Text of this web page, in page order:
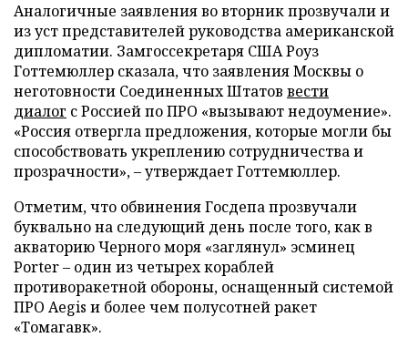
Аналогичные заявления во вторник прозвучали и
из уст представителей руководства американской
дипломатии. Замгоссекретаря США Роуз
Готтемюллер сказала, что заявления Москвы о
неготовности Соединенных Штатов вести
диалог с Россией по ПРО «вызывают недоумение».
«Россия отвергла предложения, которые могли бы
способствовать укреплению сотрудничества и
прозрачности», – утверждает Готтемюллер.
Отметим, что обвинения Госдепа прозвучали
буквально на следующий день после того, как в
акваторию Черного моря «заглянул» эсминец
Porter – один из четырех кораблей
противоракетной обороны, оснащенный системой
ПРО Aegis и более чем полусотней ракет
«Томагавк».